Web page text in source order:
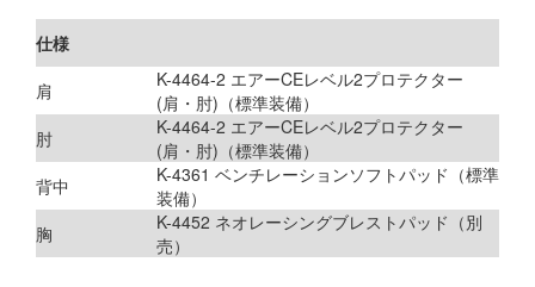
仕様
肩
K-4464-2 エアーCEレベル2プロテクター
(肩・肘)（標準装備）
肘
K-4464-2 エアーCEレベル2プロテクター
(肩・肘)（標準装備）
背中
K-4361 ベンチレーションソフトパッド（標準
装備）
胸
K-4452 ネオレーシングブレストパッド（別
売）